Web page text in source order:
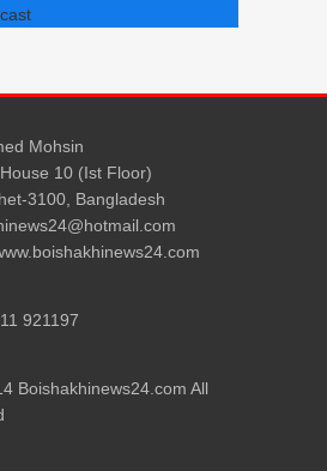
Mohsin
10 (Ist Floor)
3100, Bangladesh
921197
Boishakhinews24.com All